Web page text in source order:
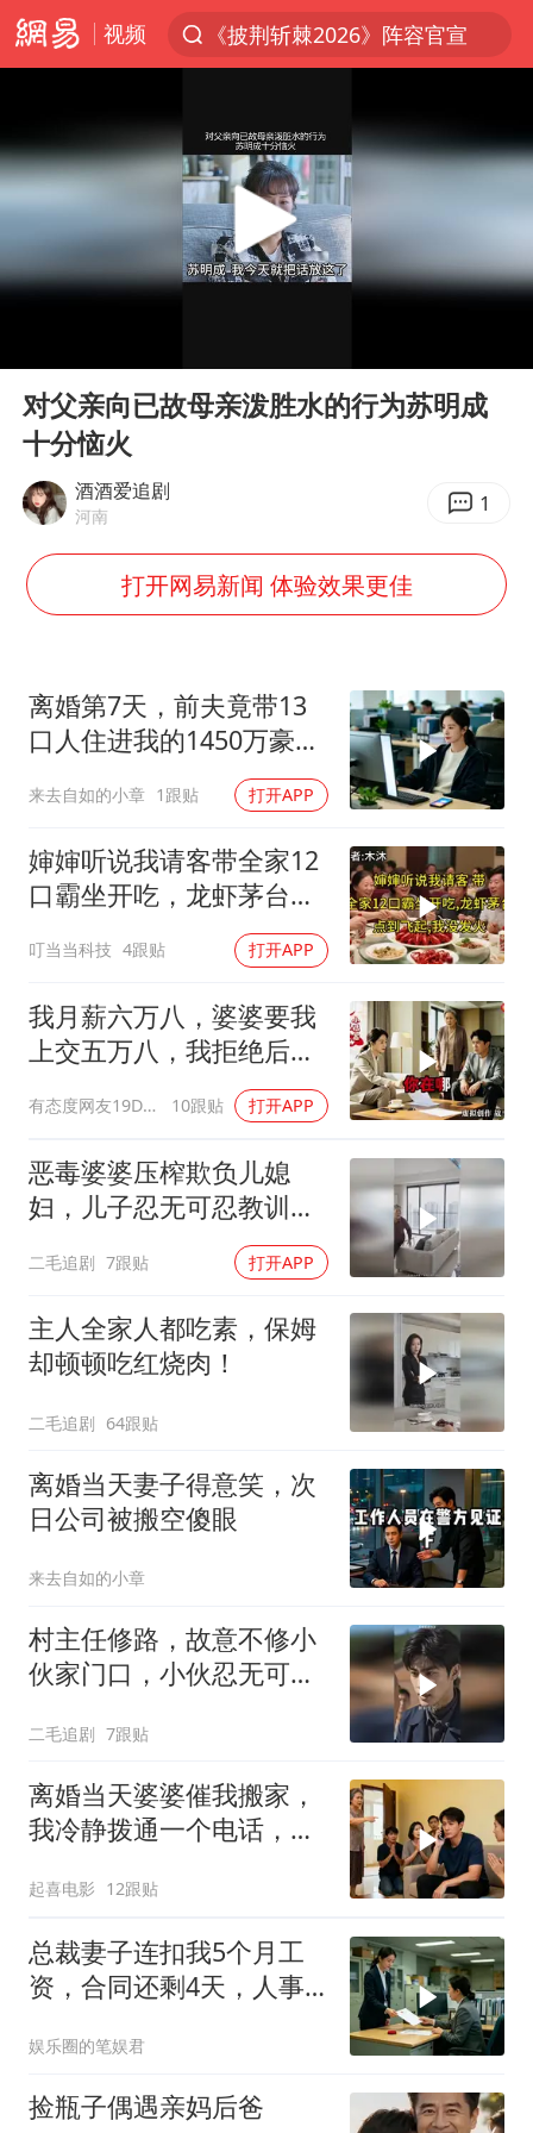
视频
《披荆斩棘2026》阵容官宣
于东来回应胖东来近25年老店年底关闭
浙江省甬江发生2026年第1号洪水
全球最大级别运输船通过长江大桥
上海全力守护市民“菜篮子”
猫咪过火把节被抹成黑猫
宝妈给四胞胎取名平安喜乐
BLG经理辟谣Bin离队
总书记点赞的非遗苗绣焕发新生机
Play
对父亲向已故母亲泼胜水的行为苏明成
十分恼火
酒酒爱追剧
河南 1
打开网易新闻 体验效果更佳
离婚第7天，前夫竟带13
口人住进我的1450万豪
来去自如的小章 1跟贴 打开APP
婶婶听说我请客带全家12
口霸坐开吃，龙虾茅台点
叮当当科技 4跟贴 打开APP
我月薪六万八，婆婆要我
上交五万八，我拒绝后她
换了门锁，12天后我决意
离婚
有态度网友19Dsym 10跟贴 打开APP
恶毒婆婆压榨欺负儿媳
妇，儿子忍无可忍教训母
二毛追剧 7跟贴 打开APP
主人全家人都吃素，保姆
却顿顿吃红烧肉！
二毛追剧 64跟贴
离婚当天妻子得意笑，次
日公司被搬空傻眼
来去自如的小章
村主任修路，故意不修小
伙家门口，小伙忍无可忍
二毛追剧 7跟贴
离婚当天婆婆催我搬家，
我冷静拨通一个电话，全
起喜电影 12跟贴
总裁妻子连扣我5个月工
资，合同还剩4天，人事
娱乐圈的笔娱君
捡瓶子偶遇亲妈后爸